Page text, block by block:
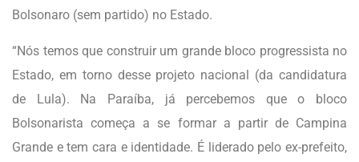
Bolsonaro (sem partido) no Estado.
“Nós temos que construir um grande bloco progressista no
Estado, em torno desse projeto nacional (da candidatura
de Lula). Na Paraíba, já percebemos que o bloco
Bolsonarista começa a se formar a partir de Campina
Grande e tem cara e identidade. É liderado pelo ex-prefeito,